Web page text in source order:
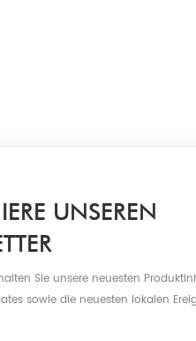
UNSEREN
Sie unsere neuesten
sowie die neuesten lokalen